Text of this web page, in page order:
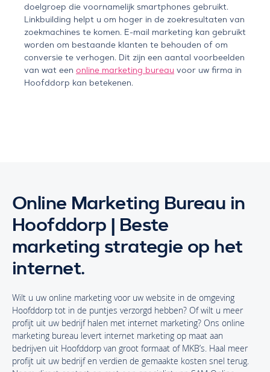
doelgroep die voornamelijk smartphones gebruikt.
Linkbuilding helpt u om hoger in de zoekresultaten van
zoekmachines te komen. E-mail marketing kan gebruikt
worden om bestaande klanten te behouden of om
conversie te verhogen. Dit zijn een aantal voorbeelden
van wat een online marketing bureau voor uw firma in
Hoofddorp kan betekenen.
Online Marketing Bureau in
Hoofddorp | Beste
marketing strategie op het
internet.
Wilt u uw online marketing voor uw website in de omgeving
Hoofddorp tot in de puntjes verzorgd hebben? Of wilt u meer
profijt uit uw bedrijf halen met internet marketing? Ons online
marketing bureau levert internet marketing op maat aan
bedrijven uit Hoofddorp van groot formaat of MKB’s. Haal meer
profijt uit uw bedrijf en verdien de gemaakte kosten snel terug.